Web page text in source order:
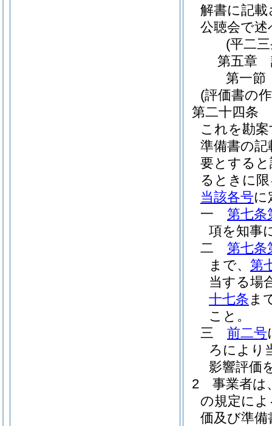
解書に記
公聴会で
(平二
第五章
第一節
(評価書の
第二十四条
これを勘
準備書の
要とする
るときに
当該各号に
一
第七条
項を知事
二
第七条
まで、 第
当する場
十七条 ま
こと。
三
前二号
ろにより
影響評価
2
事業者は
の規定に
価及び準